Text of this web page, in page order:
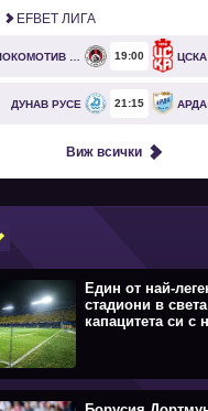
EFBET ЛИГА
19 00 ЦСКА
ДУНАВ РУСЕ 21 15
Виж всички
Един от най-
стадиони в
капацитета си с